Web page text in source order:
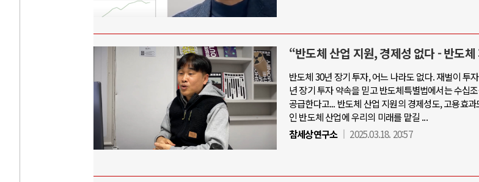
“반도체 산업 지원, 경제성 없다 - 반도
반도체 30년 장기 투자, 어느 나라도 없다. 재벌이 투
년 장기 투자 약속을 믿고 반도체특별법에서는 수십
공급한다고... 반도체 산업 지원의 경제성도, 고용효
인 반도체 산업에 우리의 미래를 맡길 ...
참세상연구소
2025.03.18. 20:57